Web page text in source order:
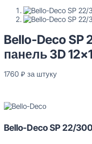
Bello-Deco SP
панель 3D
1760 ₽ за штуку
Bello-Deco SP 22/